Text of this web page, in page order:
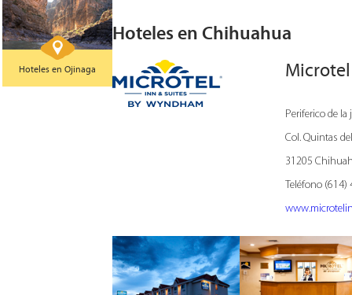
Hoteles en Ojinaga
Hoteles en Chihuahua
Periferico de
Col. Quintas
31205
Teléfono (614)